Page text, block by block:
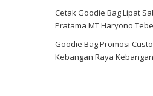
Cetak Goodie Bag Lipat
Pratama MT Haryono
Goodie Bag Promosi
Kebangan Raya